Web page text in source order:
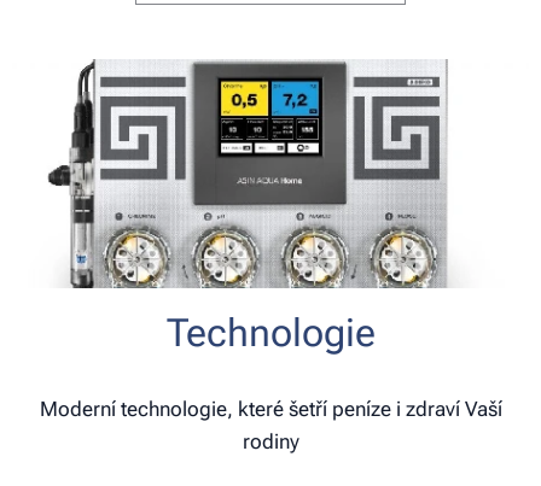
Technologie
Moderní technologie, které šetří peníze i zdraví Vaší
rodiny